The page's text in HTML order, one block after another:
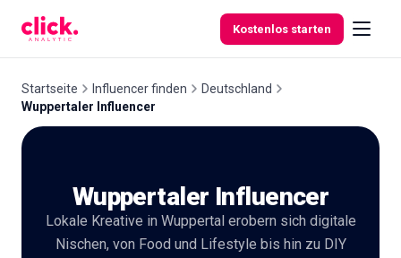
Kostenlos starten
Kostenlose
Tools
Startseite Influencer finden
Deutschland
Wuppertaler Influencer
Wuppertaler Influencer
Lokale Kreative in Wuppertal erobern sich digitale
Nischen, von Food und Lifestyle bis hin zu DIY